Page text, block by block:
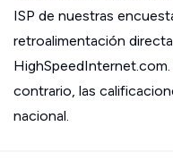
ISP de nuestras
retroalimentación
contrario, las
nacional.